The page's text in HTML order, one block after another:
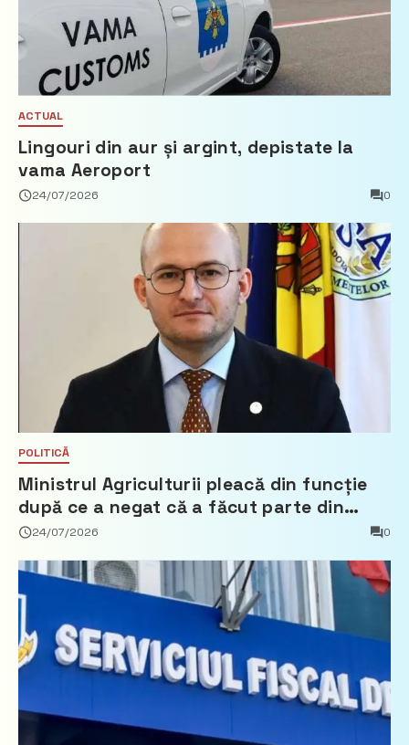
ACTUAL
Lingouri din aur și argint, depistate la
vama Aeroport
24/07/2026 0
POLITICĂ
Ministrul Agriculturii pleacă din funcție
după ce a negat că a făcut parte din
Partidul Democrat
24/07/2026 0